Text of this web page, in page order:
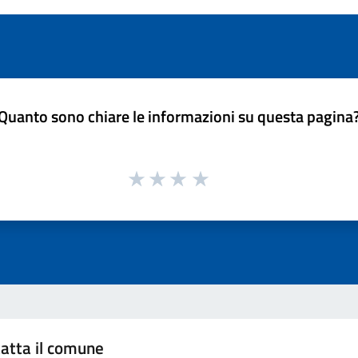
sono chiare le informazioni su questa
il comune